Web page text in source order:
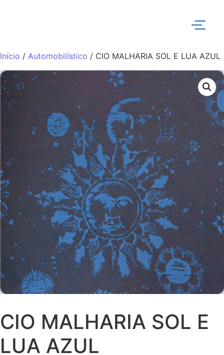
Início / Automobilístico / CIO MALHARIA SOL E LUA AZUL
CIO MALHARIA SOL E
LUA AZUL